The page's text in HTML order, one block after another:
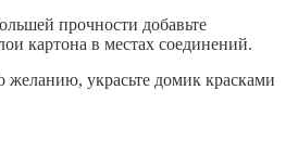
прочности добавьте
картона в местах соединений.
желанию, украсьте домик красками